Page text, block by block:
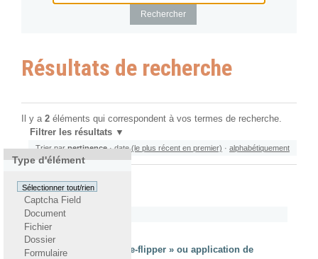
Résultats de recherche
Il y a 2 éléments qui correspondent à vos termes de recherche.
Filtrer les résultats
Type d'élément
Sélectionner tout/rien
Captcha Field
Document
Fichier
Dossier
Formulaire
Trier par pertinence · date (le plus récent en premier) · alphabétiquement
Mai
ParAmirouche Boubekki
Rattaché à
Django-Waffle, « feature-flipper » ou application de